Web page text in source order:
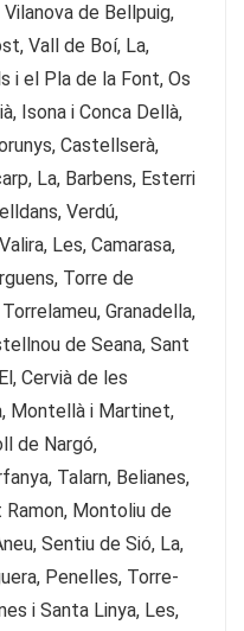
de Bellpuig,
Vall de Boí, La,
i el Pla de la Font, Os
Isona i Conca Dellà,
Castellserà,
La, Barbens, Esterri
Verdú,
Les, Camarasa,
Torre de
Granadella,
de Seana, Sant
Cervià de les
Montellà i Martinet,
de Nargó,
Talarn, Belianes,
Ramon, Montoliu de
Sentiu de Sió, La,
Penelles, Torre-
i Santa Linya, Les,